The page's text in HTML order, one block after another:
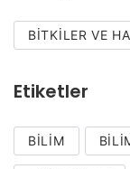
BITKILER VE
Etiketler
BILIM